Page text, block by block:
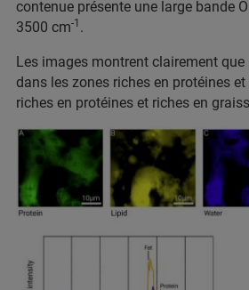
contenue présente une large bande
3500 cm-1 .
Les images montrent clairement que
dans les zones riches en protéines
riches en protéines et riches en